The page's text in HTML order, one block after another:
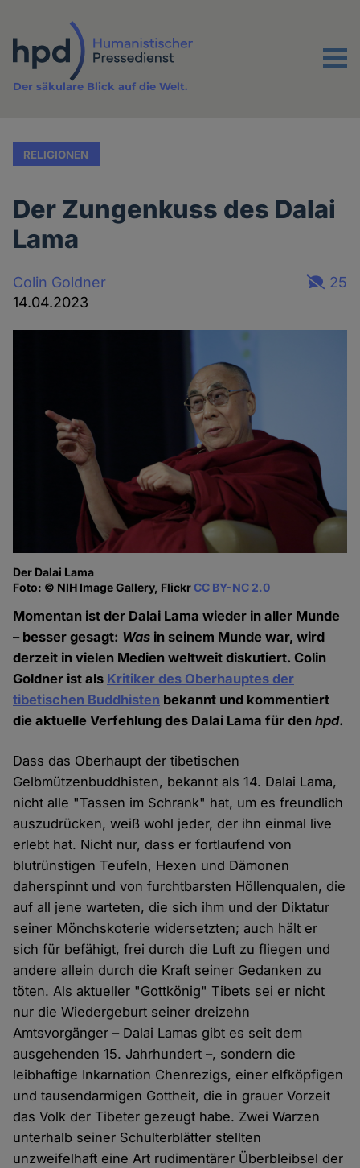
Inhalt
Menu
Der säkulare Blick auf die Welt.
RELIGIONEN
Der Zungenkuss des Dalai
Lama
Colin Goldner
14.04.2023
25
Der Dalai Lama
Foto: © NIH Image Gallery, FlickrCC BY-NC 2.0
Momentan ist der Dalai Lama wieder in aller Munde
– besser gesagt: Was in seinem Munde war, wird
derzeit in vielen Medien weltweit diskutiert. Colin
Goldner ist als Kritiker des Oberhauptes der
tibetischen Buddhisten bekannt und kommentiert
die aktuelle Verfehlung des Dalai Lama für denhpd.
Dass das Oberhaupt der tibetischen
Gelbmützenbuddhisten, bekannt als 14. Dalai Lama,
nicht alle "Tassen im Schrank" hat, um es freundlich
auszudrücken, weiß wohl jeder, der ihn einmal live
erlebt hat. Nicht nur, dass er fortlaufend von
blutrünstigen Teufeln, Hexen und Dämonen
daherspinnt und von furchtbarsten Höllenqualen, die
auf all jene warteten, die sich ihm und der Diktatur
seiner Mönchskoterie widersetzten; auch hält er
sich für befähigt, frei durch die Luft zu fliegen und
andere allein durch die Kraft seiner Gedanken zu
töten. Als aktueller "Gottkönig" Tibets sei er nicht
nur die Wiedergeburt seiner dreizehn
Amtsvorgänger – Dalai Lamas gibt es seit dem
ausgehenden 15. Jahrhundert –, sondern die
leibhaftige Inkarnation Chenrezigs, einer elfköpfigen
und tausendarmigen Gottheit, die in grauer Vorzeit
das Volk der Tibeter gezeugt habe. Zwei Warzen
unterhalb seiner Schulterblätter stellten
unzweifelhaft eine Art rudimentärer Überbleibsel der